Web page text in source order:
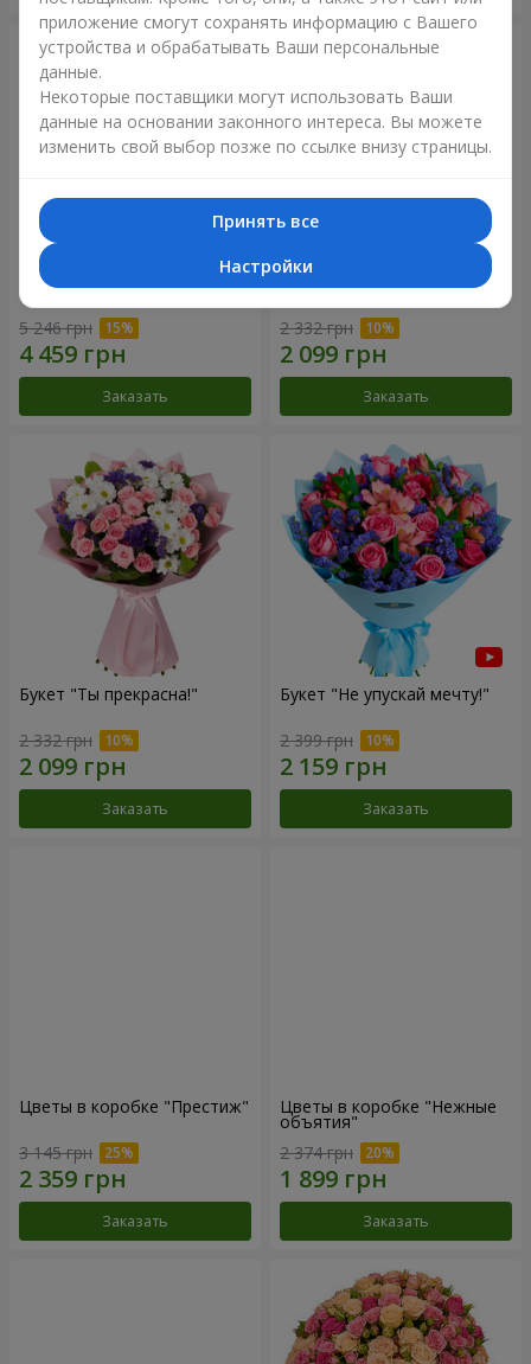
51 белая хризантема
5 246 грн
Заказать
Романтический букет
2 332 грн
Заказать
Букет "Ты прекрасна!"
2 332 грн
Заказать
Букет "Не упускай мечту!"
2 399 грн
Заказать
Цветы в коробке "Престиж"
3 145 грн
Заказать
Цветы в коробке "Нежные
объятия"
2 374 грн
Заказать
приложение смогут сохранять информацию с Вашего
устройства и обрабатывать Ваши персональные
данные.
Некоторые поставщики могут использовать Ваши
данные на основании законного интереса. Вы можете
изменить свой выбор позже по ссылке внизу страницы.
Принять все
Настройки